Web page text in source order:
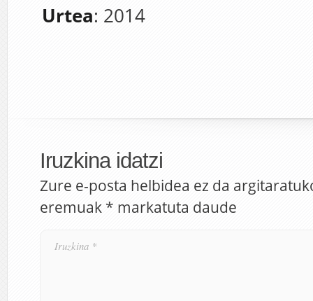
Urtea: 2014
Iruzkina idatzi
Zure e-posta helbidea ez da
eremuak * markatuta daude